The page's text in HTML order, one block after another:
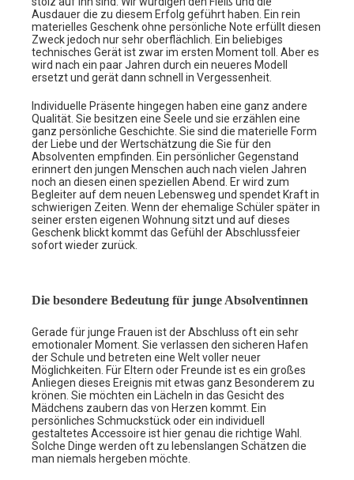
Ausdauer die zu diesem Erfolg geführt haben. Ein rein
materielles Geschenk ohne persönliche Note erfüllt diesen
Zweck jedoch nur sehr oberflächlich. Ein beliebiges
technisches Gerät ist zwar im ersten Moment toll. Aber es
wird nach ein paar Jahren durch ein neueres Modell
ersetzt und gerät dann schnell in Vergessenheit.
Individuelle Präsente hingegen haben eine ganz andere
Qualität. Sie besitzen eine Seele und sie erzählen eine
ganz persönliche Geschichte. Sie sind die materielle Form
der Liebe und der Wertschätzung die Sie für den
Absolventen empfinden. Ein persönlicher Gegenstand
erinnert den jungen Menschen auch nach vielen Jahren
noch an diesen einen speziellen Abend. Er wird zum
Begleiter auf dem neuen Lebensweg und spendet Kraft in
schwierigen Zeiten. Wenn der ehemalige Schüler später in
seiner ersten eigenen Wohnung sitzt und auf dieses
Geschenk blickt kommt das Gefühl der Abschlussfeier
sofort wieder zurück.
Die besondere Bedeutung für junge Absolventinnen
Gerade für junge Frauen ist der Abschluss oft ein sehr
emotionaler Moment. Sie verlassen den sicheren Hafen
der Schule und betreten eine Welt voller neuer
Möglichkeiten. Für Eltern oder Freunde ist es ein großes
Anliegen dieses Ereignis mit etwas ganz Besonderem zu
krönen. Sie möchten ein Lächeln in das Gesicht des
Mädchens zaubern das von Herzen kommt. Ein
persönliches Schmuckstück oder ein individuell
gestaltetes Accessoire ist hier genau die richtige Wahl.
Solche Dinge werden oft zu lebenslangen Schätzen die
man niemals hergeben möchte.